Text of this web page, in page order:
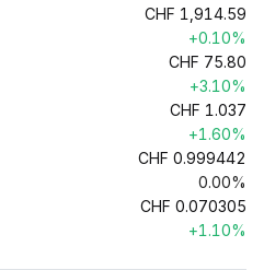
CHF 1,914.59
+0.10%
CHF 75.80
+3.10%
CHF 1.037
+1.60%
CHF 0.999442
0.00%
CHF 0.070305
+1.10%